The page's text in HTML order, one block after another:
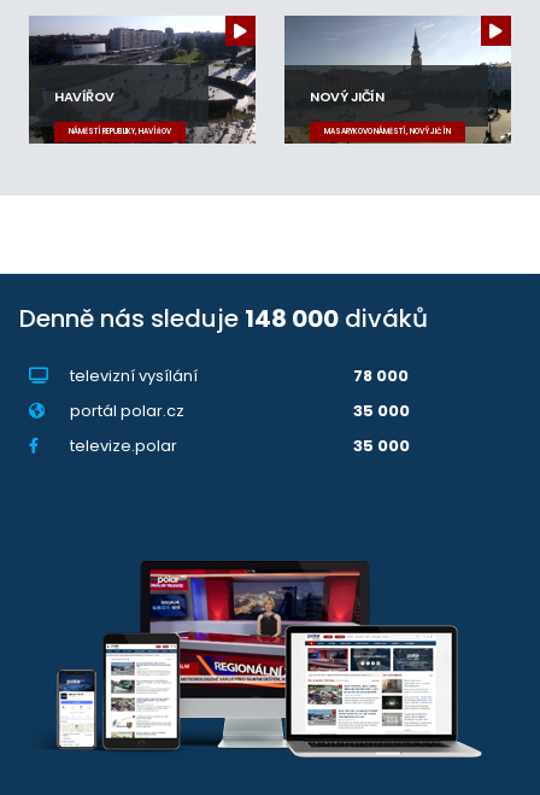
HAVÍŘOV
NÁMĚSTÍ REPUBLIKY, HAVÍŘOV
NOVÝ JIČÍN
MASARYKOVO NÁMĚSTÍ, NOVÝ JIČÍN
Denně nás sleduje 148 000 diváků
televizní vysílání
78 000
portál polar.cz
35 000
televize.polar
35 000